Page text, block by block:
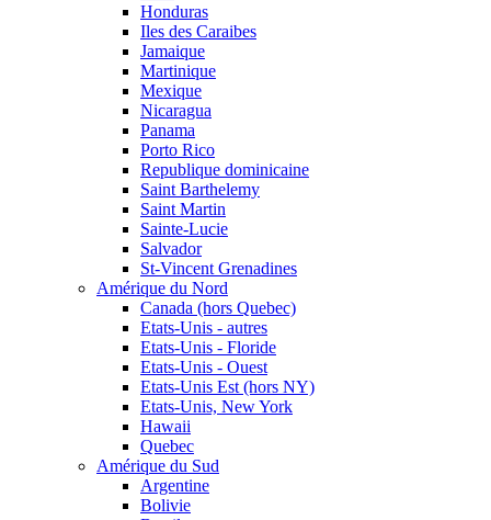
Honduras
Iles des Caraibes
Jamaique
Martinique
Mexique
Nicaragua
Panama
Porto Rico
Republique dominicaine
Saint Barthelemy
Saint Martin
Sainte-Lucie
Salvador
St-Vincent Grenadines
Amérique du Nord
Canada (hors Quebec)
Etats-Unis - autres
Etats-Unis - Floride
Etats-Unis - Ouest
Etats-Unis Est (hors NY)
Etats-Unis, New York
Hawaii
Quebec
Amérique du Sud
Argentine
Bolivie